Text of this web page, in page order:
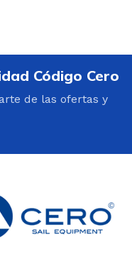
Código Cero
de las ofertas y